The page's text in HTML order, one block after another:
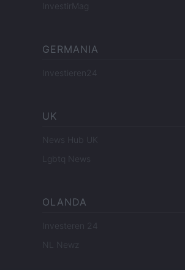
InvestirMag
GERMANIA
Investieren24
UK
News Hub UK
Lgbtq News
OLANDA
Investeren 24
NL Newz